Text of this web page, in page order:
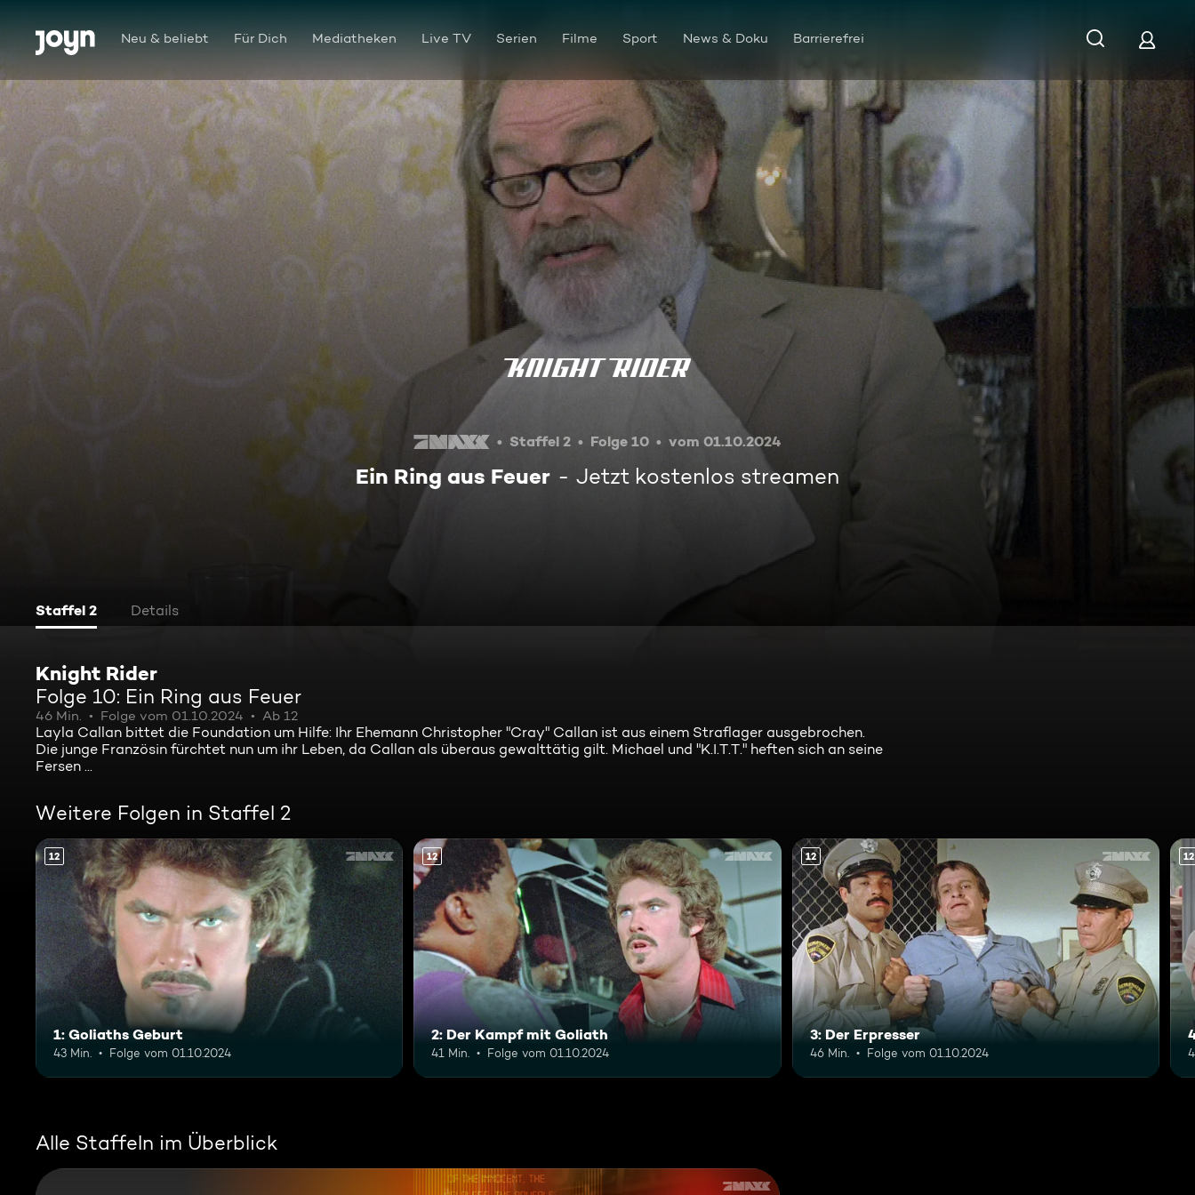
Zum Inhalt springen
Barrierefrei Neu & beliebt Für Dich Mediatheken Live TV Serien Filme Sport News & Doku Barrierefrei
Ein Ring aus Feuer
Staffel 2 Folge 10 vom 01.10.2024
Ein Ring aus Feuer Jetzt kostenlos streamen
Staffel 2 Details
Knight Rider
Folge 10: Ein Ring aus Feuer
46 Min. Folge vom 01.10.2024 Ab 12
Layla Callan bittet die Foundation um Hilfe: Ihr Ehemann Christopher "Cray" Callan ist aus einem Straflager ausgebrochen.
Die junge Französin fürchtet nun um ihr Leben, da Callan als überaus gewalttätig gilt. Michael und "K.I.T.T." heften sich an seine
Fersen ...
Weitere Folgen in Staffel 2
12
1: Goliaths Geburt
43 Min. Folge vom 01.10.2024
12
2: Der Kampf mit Goliath
41 Min. Folge vom 01.10.2024
12
3: Der Erpresser
46 Min. Folge vom 01.10.2024
12
Alle Staffeln im Überblick